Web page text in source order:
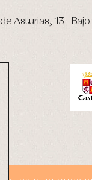
Asturias, 13 - Bajo.